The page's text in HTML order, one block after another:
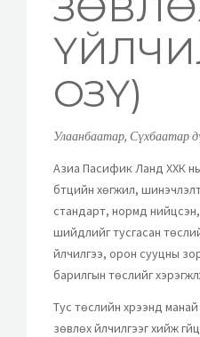
ОЗҮ)
Улаанбаатар, Сүхбаатар
Азиа Пасифик Ланд ХХК
бүтцийн хөгжил,
стандарт, нормд
шийдлийг тусгасан
үйлчилгээ, орон сууцны
барилгын төслийг
Тус төслийн хүрээнд
зөвлөх үйлчилгээг хийж